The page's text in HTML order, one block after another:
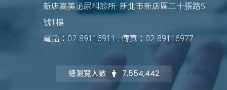
新店高美泌尿科診所: 新北市新店區二十張路5
號1樓
電話：02-89116911 ; 傳真：02-89116977
總瀏覽人數 7,554,442